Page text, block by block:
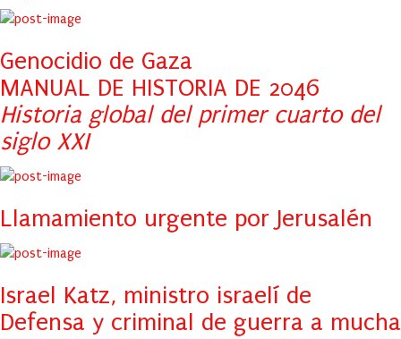
Genocidio de Gaza
MANUAL DE HISTORIA DE 2046
Historia global del primer cuarto del
siglo XXI
Llamamiento urgente por Jerusalén
Israel Katz, ministro israelí de
Defensa y criminal de guerra a mucha